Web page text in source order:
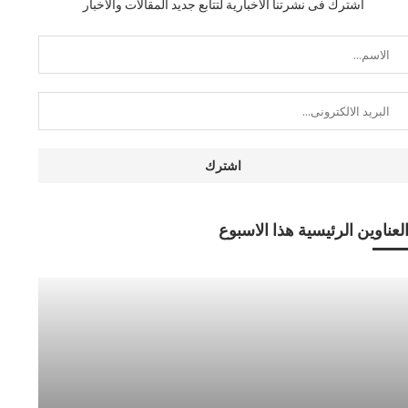
اشترك فى نشرتنا الاخبارية لتتابع جديد المقالات والاخبار
العناوين الرئيسية هذا الاسبوع